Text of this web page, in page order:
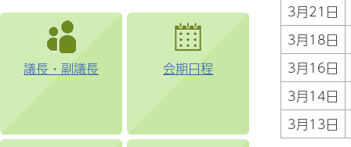
議長・副議長 会期日程
3月21日
3月18日
3月16日
3月14日
3月13日